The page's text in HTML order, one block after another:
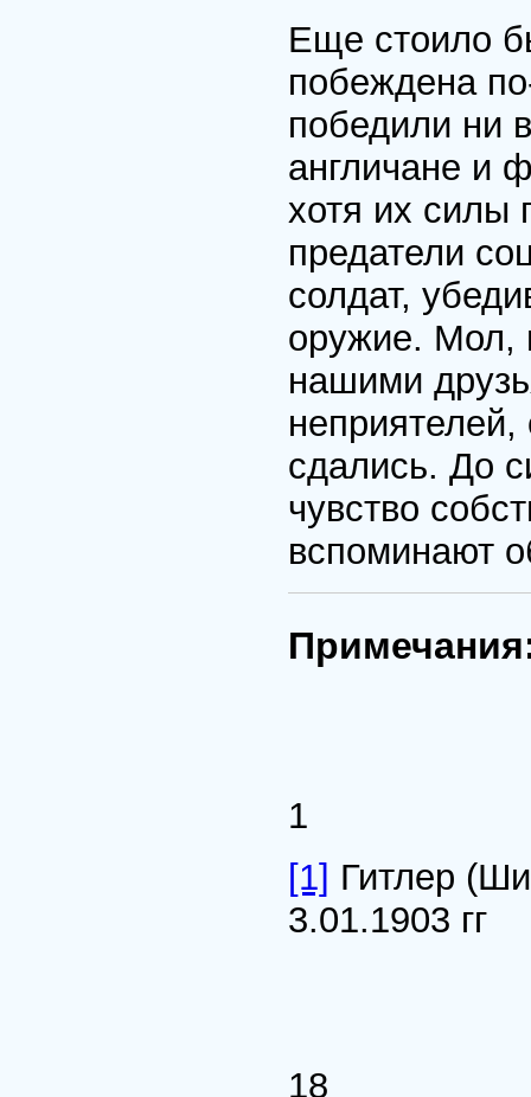
Еще стоило
побеждена
победили ни
англичане и
хотя их силы
предатели
солдат,
оружие. Мол,
нашими
сдались. До
чувство
вспоминают
1
[1] Гитлер
3.01.1903 гг
18